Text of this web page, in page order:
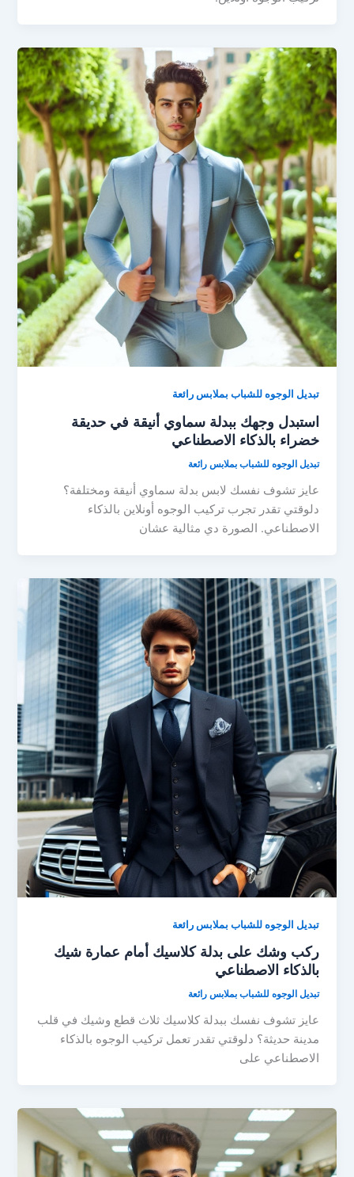
تبديل الوجوه للشباب بملابس رائعة
استبدل وجهك ببدلة سماوي أنيقة في حديقة
خضراء بالذكاء الاصطناعي
تبديل الوجوه للشباب بملابس رائعة
عايز تشوف نفسك لابس بدلة سماوي أنيقة ومختلفة؟
دلوقتي تقدر تجرب تركيب الوجوه أونلاين بالذكاء
الاصطناعي. الصورة دي مثالية عشان
تبديل الوجوه للشباب بملابس رائعة
ركب وشك على بدلة كلاسيك أمام عمارة شيك
بالذكاء الاصطناعي
تبديل الوجوه للشباب بملابس رائعة
عايز تشوف نفسك ببدلة كلاسيك ثلاث قطع وشيك في قلب
مدينة حديثة؟ دلوقتي تقدر تعمل تركيب الوجوه بالذكاء
الاصطناعي على